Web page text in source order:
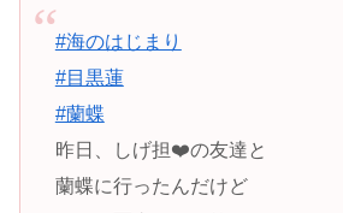
#海のはじまり
#目黒蓮
#蘭蝶
昨日、しげ担❤️の友達と
蘭蝶に行ったんだけど